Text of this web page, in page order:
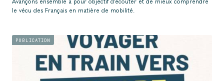
Avançons ensemble a pour objectif d'écouter et de mieux comprendre
le vécu des Français en matière de mobilité.
PUBLICATION